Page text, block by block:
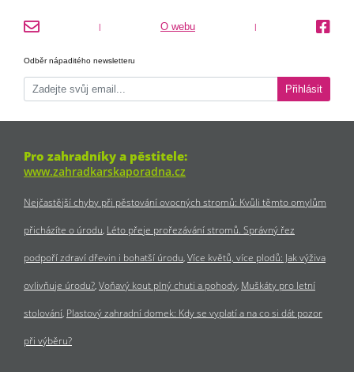
| O webu |
Odběr nápaditého newsletteru
Přihlásit
Pro zahradníky a pěstitele:
www.zahradkarskaporadna.cz
Nejčastější chyby při pěstování ovocných stromů: Kvůli těmto omylům
přicházíte o úrodu Léto přeje prořezávání stromů. Správný řez
podpoří zdraví dřevin i bohatší úrodu Více květů, více plodů: Jak výživa
ovlivňuje úrodu? Voňavý kout plný chuti a pohody Muškáty pro letní
stolování Plastový zahradní domek: Kdy se vyplatí a na co si dát pozor
při výběru?